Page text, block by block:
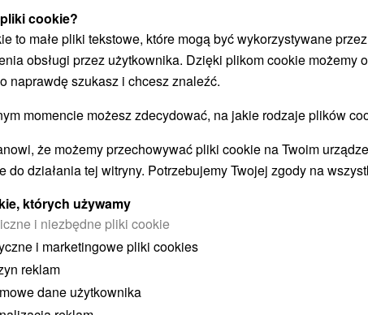
Załaduj więcej
PAŃSTWO BYĆ TAKŻE
cookie?
to małe pliki tekstowe, które mogą być wykorzystywane
obsługi przez użytkownika. Dzięki plikom cookie możemy
naprawdę szukasz i chcesz znaleźć.
momencie możesz zdecydować, na jakie rodzaje plików
że możemy przechowywać pliki cookie na Twoim
do działania tej witryny. Potrzebujemy Twojej zgody na
których używamy
i niezbędne pliki cookie
i marketingowe pliki cookies
reklam
dane użytkownika